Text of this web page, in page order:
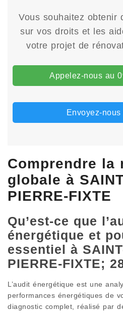
Vous souhaitez obtenir
sur vos droits et les
votre projet de
Appelez-nous au
Envoyez-nous
Comprendre la
globale à
PIERRE-FIXTE
Qu’est-ce que
énergétique et
essentiel à
PIERRE-FIXTE;
L’audit énergétique est une
performances énergétiques de
diagnostic complet, réalisé par